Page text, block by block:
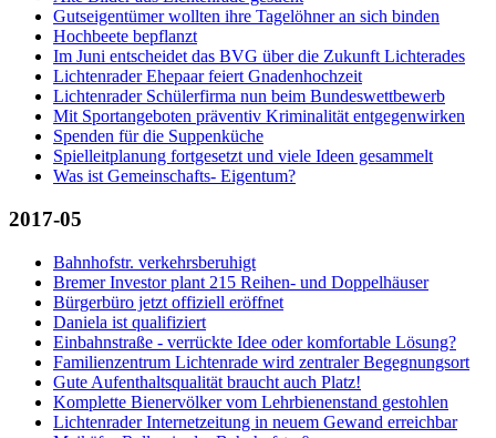
Gutseigentümer wollten ihre Tagelöhner an sich binden
Hochbeete bepflanzt
Im Juni entscheidet das BVG über die Zukunft Lichterades
Lichtenrader Ehepaar feiert Gnadenhochzeit
Lichtenrader Schülerfirma nun beim Bundeswettbewerb
Mit Sportangeboten präventiv Kriminalität entgegenwirken
Spenden für die Suppenküche
Spielleitplanung fortgesetzt und viele Ideen gesammelt
Was ist Gemeinschafts- Eigentum?
2017-05
Bahnhofstr. verkehrsberuhigt
Bremer Investor plant 215 Reihen- und Doppelhäuser
Bürgerbüro jetzt offiziell eröffnet
Daniela ist qualifiziert
Einbahnstraße - verrückte Idee oder komfortable Lösung?
Familienzentrum Lichtenrade wird zentraler Begegnungsort
Gute Aufenthaltsqualität braucht auch Platz!
Komplette Bienervölker vom Lehrbienenstand gestohlen
Lichtenrader Internetzeitung in neuem Gewand erreichbar